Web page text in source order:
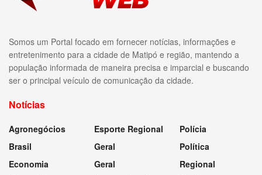
Somos um Portal focado em fornecer notícias, informações e
entretenimento para a cidade de Matipó e região, mantendo a
população informada de maneira precisa e imparcial e buscando
ser o principal veículo de comunicação da cidade.
Notícias
Agronegócios
Brasil
Economia
Esporte Regional
Geral
Geral
Polícia
Política
Regional